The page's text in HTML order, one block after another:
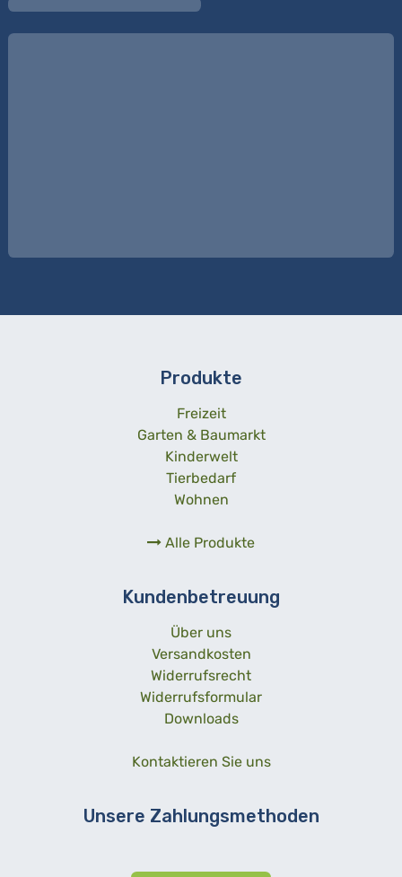
Produkte
Freizeit
Garten & Baumarkt
Kinderwelt
Tierbedarf
Wohnen
Alle Produkte
Kundenbetreuung
Über uns
Versandkosten
Widerrufsrecht
Widerrufsformular
Downloads
Kontaktieren Sie uns
Unsere Zahlungsmethoden